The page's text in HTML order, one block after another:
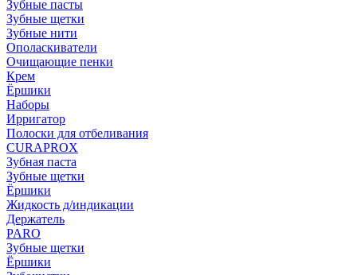
Зубные пасты
Зубные щетки
Зубные нити
Ополаскиватели
Очищающие пенки
Крем
Ёршики
Наборы
Ирригатор
Полоски для отбеливания
CURAPROX
Зубная паста
Зубные щетки
Ёршики
Жидкость д/индикации
Держатель
PARO
Зубные щетки
Ёршики